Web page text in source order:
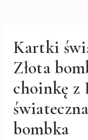
Kartki
Złota
choinkę z
bombka